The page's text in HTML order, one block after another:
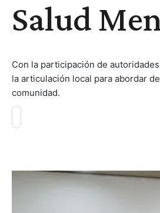
Salud
Con la participación de
la articulación local para abordar
comunidad.